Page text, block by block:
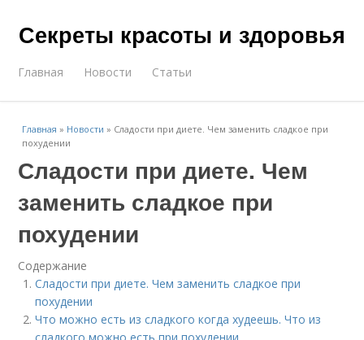
Секреты красоты и здоровья
Главная Новости Статьи
Главная » Новости » Сладости при диете. Чем заменить сладкое при
похудении
Сладости при диете. Чем
заменить сладкое при
похудении
Содержание
Сладости при диете. Чем заменить сладкое при
похудении
Что можно есть из сладкого когда худеешь. Что из